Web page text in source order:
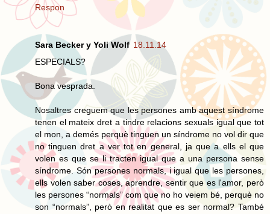
Respon
Sara Becker y Yoli Wolf 18.11.14
ESPECIALS?
Bona vesprada.
Nosaltres creguem que les persones amb aquest síndrome
tenen el mateix dret a tindre relacions sexuals igual que tot
el mon, a demés perquè tinguen un síndrome no vol dir que
no tinguen dret a ver tot en general, ja que a ells el que
volen es que se li tracten igual que a una persona sense
síndrome. Són persones normals, i igual que les persones,
ells volen saber coses, aprendre, sentir que es l'amor, però
les persones “normals” com que no ho veiem bé, perquè no
son “normals”, però en realitat que es ser normal? També